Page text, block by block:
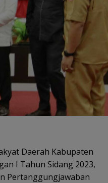
Daerah Kabupaten
I Tahun Sidang 2023,
Pertanggungjawaban